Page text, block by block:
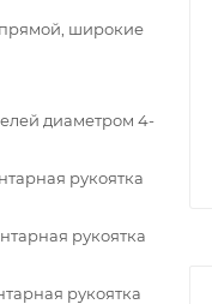
прямой, широкие
диаметром 4-
рукоятка
рукоятка
рукоятка